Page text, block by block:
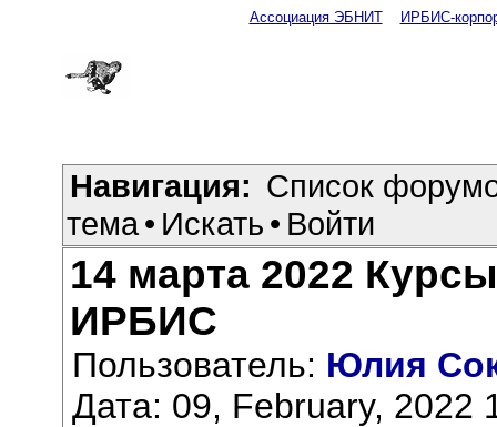
Ассоциация ЭБНИТ ИРБИС-
Навигация: Список
тема• Искать • Войти
14 марта 2022
ИРБИС
Пользователь: Юлия
Дата: 09, February, 2022